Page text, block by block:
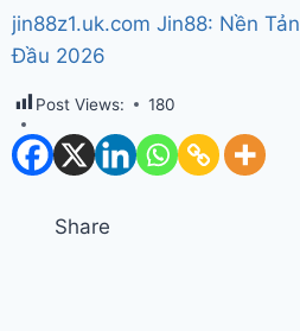
jin88z1.uk.com Jin88: Nền
Đầu 2026
Post Views: 180
Share